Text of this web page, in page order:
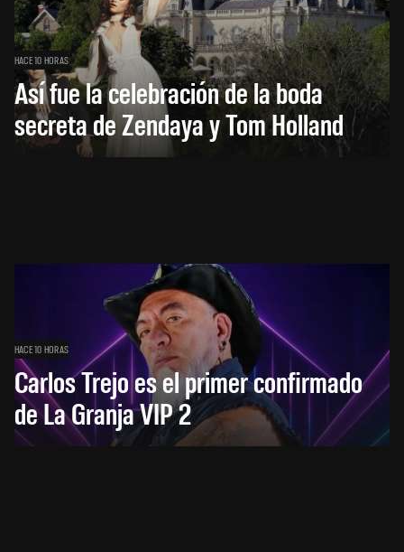
HACE 10 HORAS
Así fue la celebración de la boda
secreta de Zendaya y Tom Holland
HACE 10 HORAS
Carlos Trejo es el primer confirmado
de La Granja VIP 2